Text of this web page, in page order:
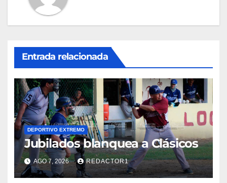
Entrada relacionada
DEPORTIVO EXTREMO
Jubilados blanquea a Clásicos
AGO 7, 2026 REDACTOR1